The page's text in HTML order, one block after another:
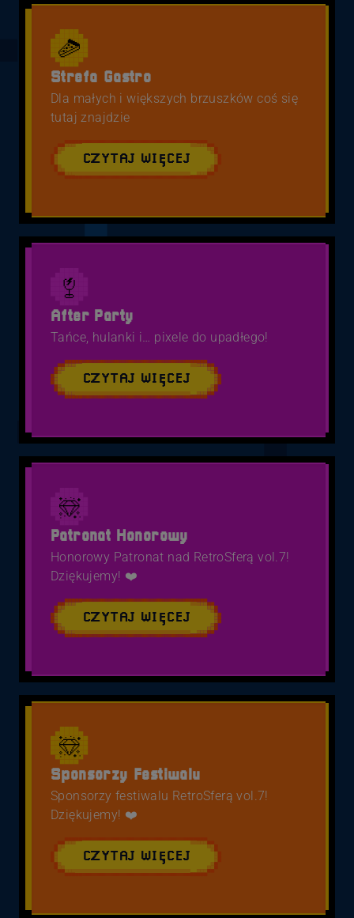
Strefa Gastro
Dla małych i większych brzuszków coś się
tutaj znajdzie
CZYTAJ WIĘCEJ
After Party
Tańce, hulanki i… pixele do upadłego!
CZYTAJ WIĘCEJ
Patronat Honorowy
Honorowy Patronat nad RetroSferą vol.7!
Dziękujemy! ❤️
CZYTAJ WIĘCEJ
Sponsorzy Festiwalu
Sponsorzy festiwalu RetroSferą vol.7!
Dziękujemy! ❤️
CZYTAJ WIĘCEJ